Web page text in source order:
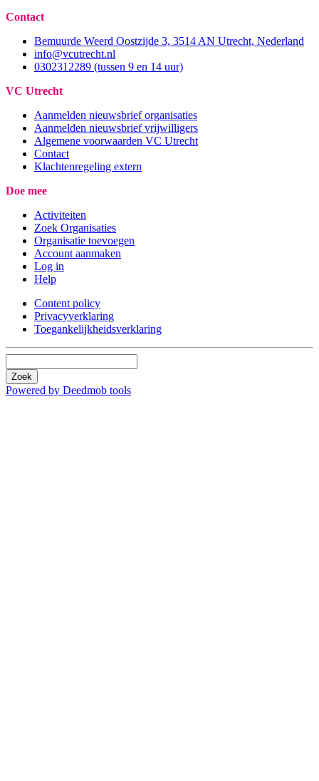
Contact
Bemuurde Weerd Oostzijde 3, 3514 AN Utrecht, Nederland
info@vcutrecht.nl
0302312289 (tussen 9 en 14 uur)
VC Utrecht
Aanmelden nieuwsbrief organisaties
Aanmelden nieuwsbrief vrijwilligers
Algemene voorwaarden VC Utrecht
Contact
Klachtenregeling extern
Doe mee
Activiteiten
Zoek Organisaties
Organisatie toevoegen
Account aanmaken
Log in
Help
Content policy
Privacyverklaring
Toegankelijkheidsverklaring
Zoek
Powered by Deedmob tools